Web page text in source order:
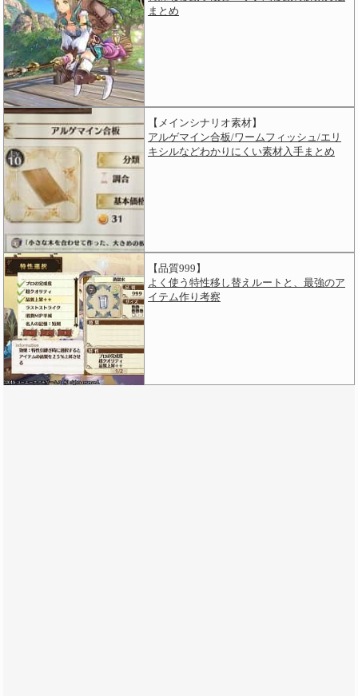
まとめ
【メインシナリオ素材】
アルゲマイン合板/ワームフィッシュ/エリ
キシルなどわかりにくい素材入手まとめ
【品質999】
よく使う特性移し替えルートと、最強のア
イテム作り考察